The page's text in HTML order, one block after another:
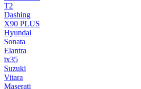
T2
Dashing
X90 PLUS
Hyundai
Sonata
Elantra
ix35
Suzuki
Vitara
Maserati